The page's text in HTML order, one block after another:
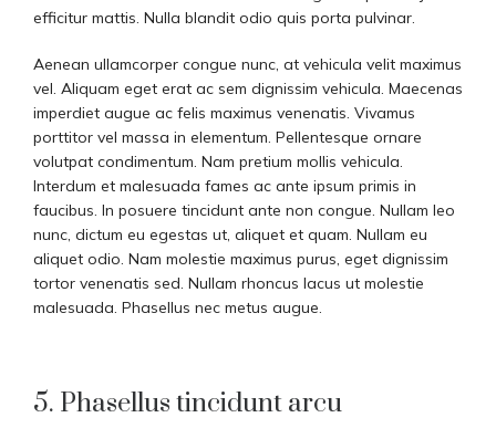
efficitur mattis. Nulla blandit odio quis porta pulvinar.
Aenean ullamcorper congue nunc, at vehicula velit maximus
vel. Aliquam eget erat ac sem dignissim vehicula. Maecenas
imperdiet augue ac felis maximus venenatis. Vivamus
porttitor vel massa in elementum. Pellentesque ornare
volutpat condimentum. Nam pretium mollis vehicula.
Interdum et malesuada fames ac ante ipsum primis in
faucibus. In posuere tincidunt ante non congue. Nullam leo
nunc, dictum eu egestas ut, aliquet et quam. Nullam eu
aliquet odio. Nam molestie maximus purus, eget dignissim
tortor venenatis sed. Nullam rhoncus lacus ut molestie
malesuada. Phasellus nec metus augue.
5. Phasellus tincidunt arcu